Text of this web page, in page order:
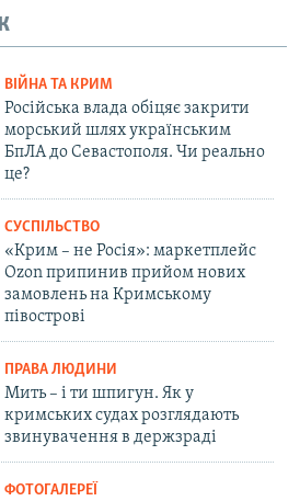
ВІЙНА ТА КРИМ
Російська влада обіцяє закрити
морський шлях українським
БпЛА до Севастополя. Чи реально
це?
СУСПІЛЬСТВО
«Крим – не Росія»: маркетплейс
Ozon припинив прийом нових
замовлень на Кримському
півострові
ПРАВА ЛЮДИНИ
Мить – і ти шпигун. Як у
кримських судах розглядають
звинувачення в держзраді
ФОТОГАЛЕРЕЇ